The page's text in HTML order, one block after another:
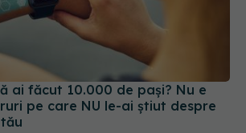
ai făcut 10.000 de pași? Nu e
pe care NU le-ai știut despre